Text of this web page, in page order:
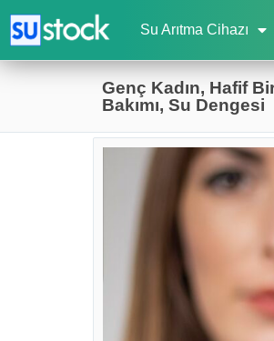
Su Arıtma Cihazı
Genç Kadın, Hafif
Bakımı, Su Dengesi